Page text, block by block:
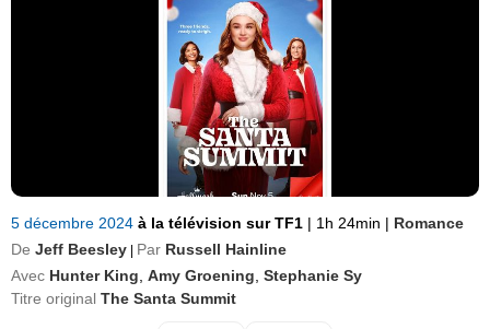
5 décembre 2024 à la télévision sur TF1 | 1h 24min | Romance
De Jeff Beesley Par Russell Hainline
Avec Hunter King Amy Groening Stephanie Sy
Titre original The Santa Summit